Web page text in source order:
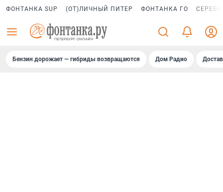
ФОНТАНКА SUP (ОТ)ЛИЧНЫЙ ПИТЕР ФОНТАНКА ГО
Бензин дорожает — гибриды возвращаются Дом Радио